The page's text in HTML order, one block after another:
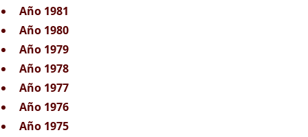
Año 1981
Año 1980
Año 1979
Año 1978
Año 1977
Año 1976
Año 1975